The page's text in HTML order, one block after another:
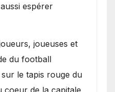
espérer
joueuses et
du football
le tapis rouge du
de la capitale,